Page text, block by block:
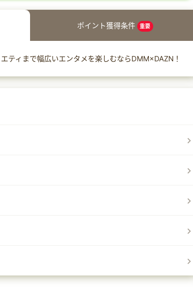
ポイント獲得条件 重要
ティまで幅広いエンタメを楽しむならDMM×DAZN！